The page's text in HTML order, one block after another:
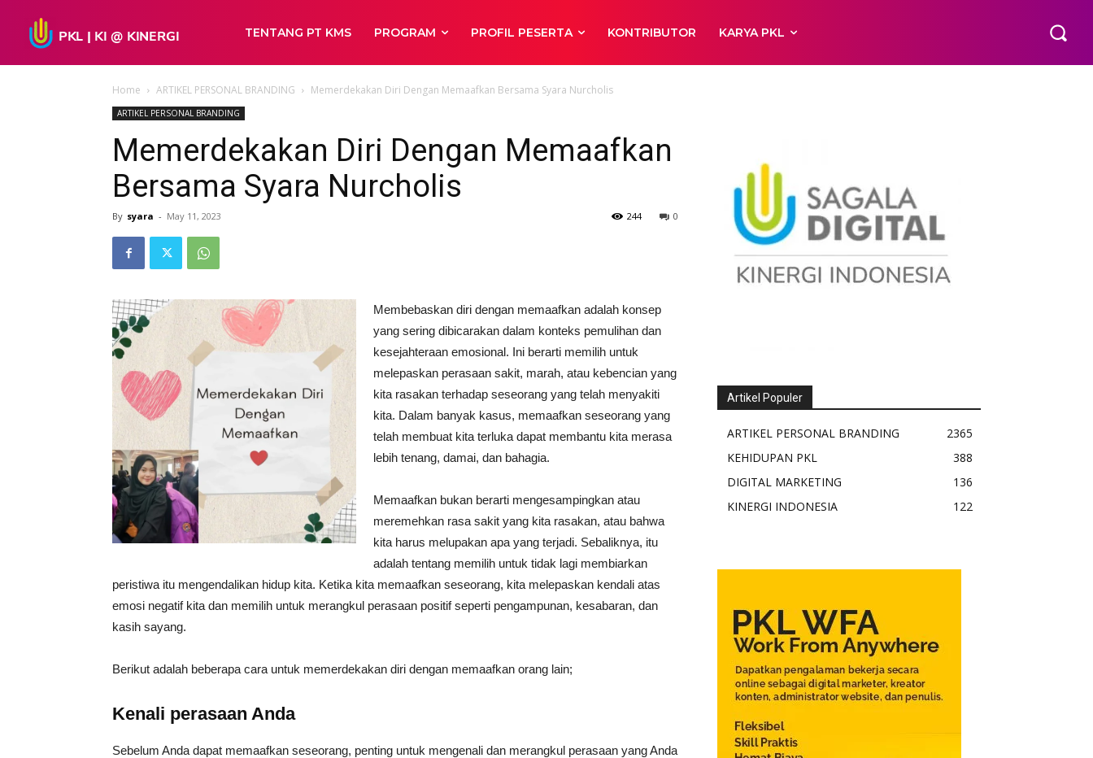
TENTANG PT KMS PROGRAM PROFIL PESERTA KONTRIBUTOR KARYA PKL
Home ARTIKEL PERSONAL BRANDING Memerdekakan Diri Dengan Memaafkan Bersama Syara Nurcholis
ARTIKEL PERSONAL BRANDING
Memerdekakan Diri Dengan Memaafkan
Bersama Syara Nurcholis
By syara - May 11, 2023 0
244
Membebaskan diri dengan memaafkan adalah konsep
yang sering dibicarakan dalam konteks pemulihan dan
kesejahteraan emosional. Ini berarti memilih untuk
melepaskan perasaan sakit, marah, atau kebencian yang
kita rasakan terhadap seseorang yang telah menyakiti
kita. Dalam banyak kasus, memaafkan seseorang yang
telah membuat kita terluka dapat membantu kita merasa
lebih tenang, damai, dan bahagia.
Memaafkan bukan berarti mengesampingkan atau
meremehkan rasa sakit yang kita rasakan, atau bahwa
kita harus melupakan apa yang terjadi. Sebaliknya, itu
adalah tentang memilih untuk tidak lagi membiarkan
peristiwa itu mengendalikan hidup kita. Ketika kita memaafkan seseorang, kita melepaskan kendali atas
emosi negatif kita dan memilih untuk merangkul perasaan positif seperti pengampunan, kesabaran, dan
kasih sayang.
Berikut adalah beberapa cara untuk memerdekakan diri dengan memaafkan orang lain;
Kenali perasaan Anda
Sebelum Anda dapat memaafkan seseorang, penting untuk mengenali dan merangkul perasaan yang Anda
Artikel Populer
ARTIKEL PERSONAL BRANDING
2365
KEHIDUPAN PKL
388
DIGITAL MARKETING
136
KINERGI INDONESIA
122